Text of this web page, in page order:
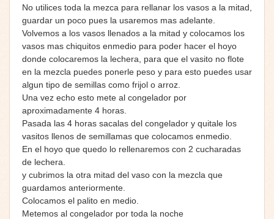
No utilices toda la mezca para rellanar los vasos a la mitad,
guardar un poco pues la usaremos mas adelante.
Volvemos a los vasos llenados a la mitad y colocamos los
vasos mas chiquitos enmedio para poder hacer el hoyo
donde colocaremos la lechera, para que el vasito no flote
en la mezcla puedes ponerle peso y para esto puedes usar
algun tipo de semillas como frijol o arroz.
Una vez echo esto mete al congelador por
aproximadamente 4 horas.
Pasada las 4 horas sacalas del congelador y quitale los
vasitos llenos de semillamas que colocamos enmedio.
En el hoyo que quedo lo rellenaremos con 2 cucharadas
de lechera.
y cubrimos la otra mitad del vaso con la mezcla que
guardamos anteriormente.
Colocamos el palito en medio.
Metemos al congelador por toda la noche